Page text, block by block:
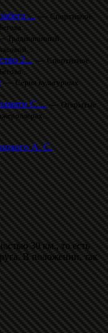
...—Спортивное
Традиционный
2...—Спортивное
—Серия культурных
С....—Открытые
А. С.
30 км., то есть
В положении, так